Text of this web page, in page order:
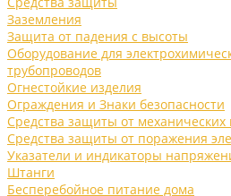
Заземления
Защита от падения с высоты
Оборудование для
трубопроводов
Огнестойкие изделия
Ограждения и Знаки безопасности
Средства защиты от механических
Средства защиты от поражения
Указатели и индикаторы
Штанги
Бесперебойное питание дома